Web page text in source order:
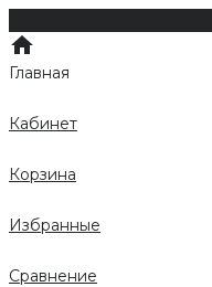
Главная
Кабинет
Корзина
Избранные
Сравнение